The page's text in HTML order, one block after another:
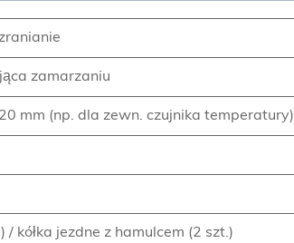
zamarzaniu
mm (np. dla zewn. czujnika temperatury)
/ kółka jezdne z hamulcem (2 szt.)